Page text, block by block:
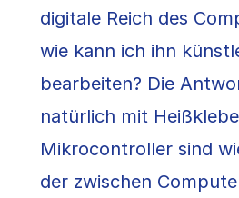
digitale Reich des
wie kann ich ihn
bearbeiten? Die
natürlich mit
Mikrocontroller sind
der zwischen